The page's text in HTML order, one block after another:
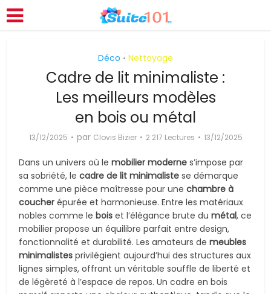
Déco • Nettoyage
Cadre de lit minimaliste :
Les meilleurs modèles
en bois ou métal
13/12/2025 par Clovis Bizier 2 217 Lectures 13/12/2025
Dans un univers où lemobilier moderne s’impose par
sa sobriété, lecadre de lit minimaliste se démarque
comme une pièce maîtresse pour unechambre à
coucher épurée et harmonieuse. Entre les matériaux
nobles comme lebois et l’élégance brute dumétal, ce
mobilier propose un équilibre parfait entre design,
fonctionnalité et durabilité. Les amateurs demeubles
minimalistes privilégient aujourd’hui des structures aux
lignes simples, offrant un véritable souffle de liberté et
de légèreté à l’espace de repos. Un cadre en bois